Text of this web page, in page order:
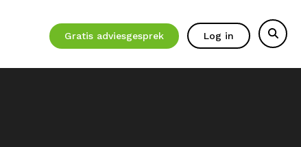
Gratis adviesgesprek Log in